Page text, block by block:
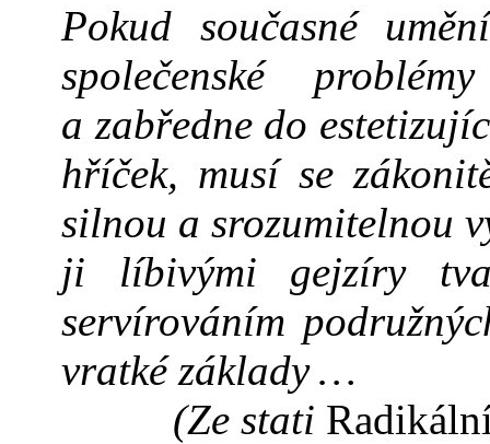
Pokud současné
společenské
a zabředne do
hříček, musí se
silnou a srozumitelnou
ji líbivými gejzíry
servírováním
vratké základy …
(Ze stati